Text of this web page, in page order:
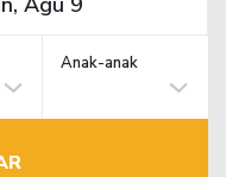
Anak-anak